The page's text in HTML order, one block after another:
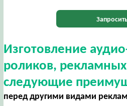
Изготовление
роликов,
следующие
перед другими видами